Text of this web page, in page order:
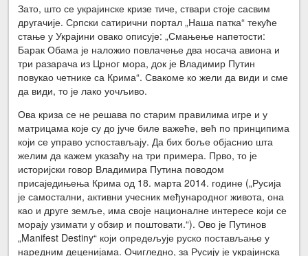
Зато, што се украјинске кризе тиче, ствари стоје сасвим
другачије. Српски сатирични портал „Наша патка“ текуће
стање у Украјини овако описује: „Смањење напетости:
Барак Обама је наложио повлачење два носача авиона и
три разарача из Црног мора, док је Владимир Путин
повукао четнике са Крима“. Свакоме ко жели да види и сме
да види, то је лако уочљиво.
Ова криза се не решава по старим правилима игре и у
матрицама које су до јуче биле важеће, већ по принципима
који се управо успостављају. Да бих боље објаснио шта
желим да кажем указаћу на три примера. Прво, то је
историјски говор Владимира Путина поводом
присаједињења Крима од 18. марта 2014. године („Русија
је самостални, активни учесник међународног живота, она
као и друге земље, има своје националне интересе који се
морају узимати у обзир и поштовати.“). Ово је Путинов
„Manifest Destiny“ који опредељује руско постављање у
наредним деценијама. Очигледно, за Русију је украјинска